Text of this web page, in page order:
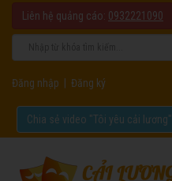
Liên hệ quảng cáo: 0932221090
Đăng nhập Đăng ký
Chia sẻ video "Tôi yêu cải lương".